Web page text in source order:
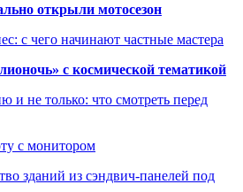
открыли мотосезон
с чего начинают частные мастера
с космической тематикой
и не только: что смотреть перед
с монитором
зданий из сэндвич-панелей под